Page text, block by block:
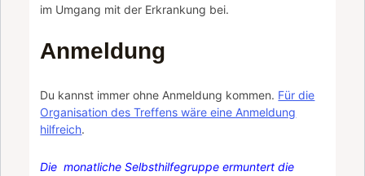
im Umgang mit der Erkrankung bei.
Anmeldung
Du kannst immer ohne Anmeldung kommen. Für die
Organisation des Treffens wäre eine Anmeldung
hilfreich.
Die monatliche Selbsthilfegruppe ermuntert die